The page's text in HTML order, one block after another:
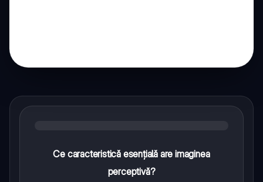
Ce caracteristică esențială are imaginea
perceptivă?